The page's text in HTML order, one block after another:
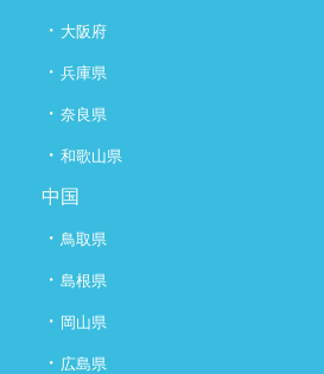
・ 大阪府
・ 兵庫県
・ 奈良県
・ 和歌山県
中国
・ 鳥取県
・ 島根県
・ 岡山県
・ 広島県